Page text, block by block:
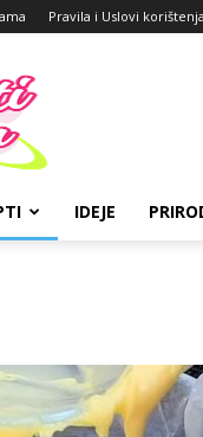
Pravila i Uslovi korištenja
IDEJE